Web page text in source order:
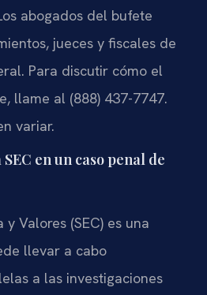
abogados del bufete
jueces y fiscales de
Para discutir cómo el
llame al (888) 437-7747.
variar.
en un caso penal de
Valores (SEC) es una
llevar a cabo
a las investigaciones